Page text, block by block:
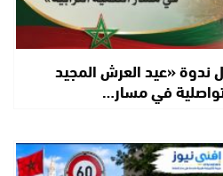
«عيد العرش المجيد
في مسار…